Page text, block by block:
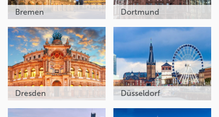
Bremen Dortmund
Dresden Düsseldorf